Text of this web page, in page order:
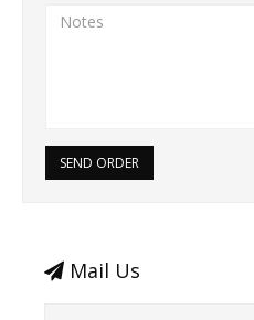
SEND ORDER
Mail Us